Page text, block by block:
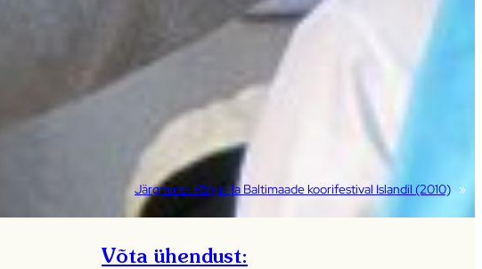
Järgmine: Põhja- ja Baltimaade koorifestival Islandil (2010) »
Võta ühendust: